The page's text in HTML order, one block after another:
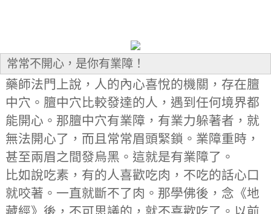
常常不開心，是你有業障！
藥師法門上說，人的內心喜悅的機關，存在膻
中穴。膻中穴比較發達的人，遇到任何境界都
能開心。那膻中穴有業障，有業力躲著者，就
無法開心了，而且常常眉頭緊鎖。業障重時，
甚至兩眉之間發烏黑。這就是有業障了。
比如說吃素，有的人喜歡吃肉，不吃的話心口
就咬著。一直就斷不了肉。那學佛後，念《地